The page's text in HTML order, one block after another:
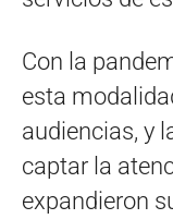
Con la
esta
audiencias, y
captar la
expandieron